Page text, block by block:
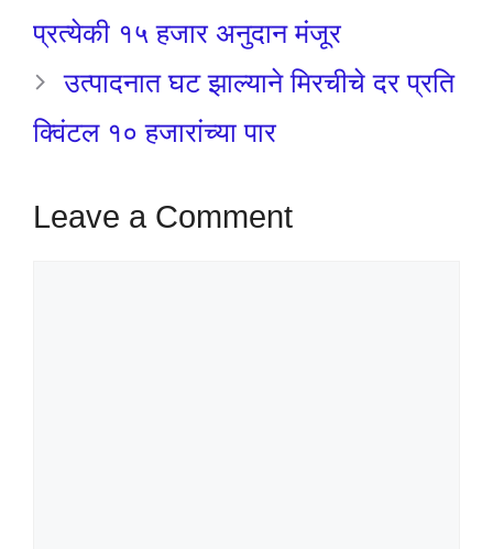
प्रत्येकी १५ हजार अनुदान मंजूर
उत्पादनात घट झाल्याने मिरचीचे दर प्रति
क्विंटल १० हजारांच्या पार
Leave a Comment